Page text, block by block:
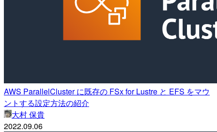
AWS ParallelCluster に既存の FSx for Lustre と EFS をマウ
ントする設定方法の紹介
大村 保貴
2022.09.06